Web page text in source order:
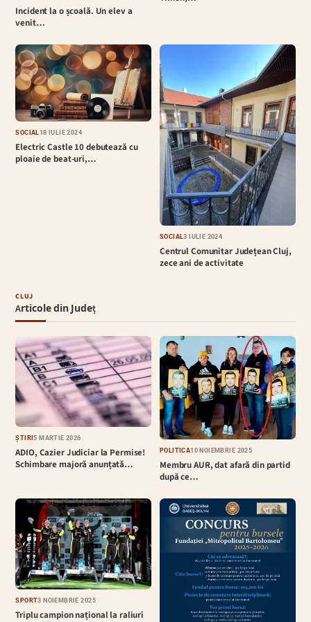
Incident la o școală. Un elev a
venit…
SOCIAL 18 IULIE 2024
Electric Castle 10 debutează cu
ploaie de beat-uri,…
SOCIAL3 IULIE 2024
Centrul Comunitar Județean Cluj,
zece ani de activitate
CLUJ
Articole din Județ
ȘTIRI5 MARTIE 2026
ADIO, Cazier Judiciar la Permise!
Schimbare majoră anunțată…
POLITICĂ10 NOIEMBRIE 2025
Membru AUR, dat afară din partid
după ce…
SPORT3 NOIEMBRIE 2025
Triplu campion național la raliuri